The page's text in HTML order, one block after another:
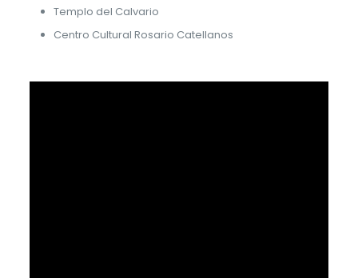
Templo del Calvario
Centro Cultural Rosario Catellanos